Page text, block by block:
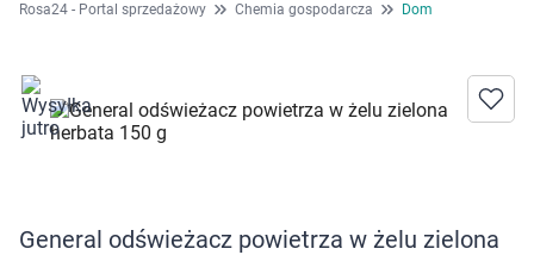
Dla zwierząt
Zdrowie
Rosa24 - Portal sprzedażowy Chemia gospodarcza Dom
General odświeżacz powietrza w żelu zielona